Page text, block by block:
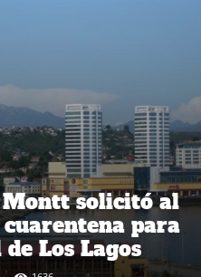
Montt solicitó al
para
Los Lagos